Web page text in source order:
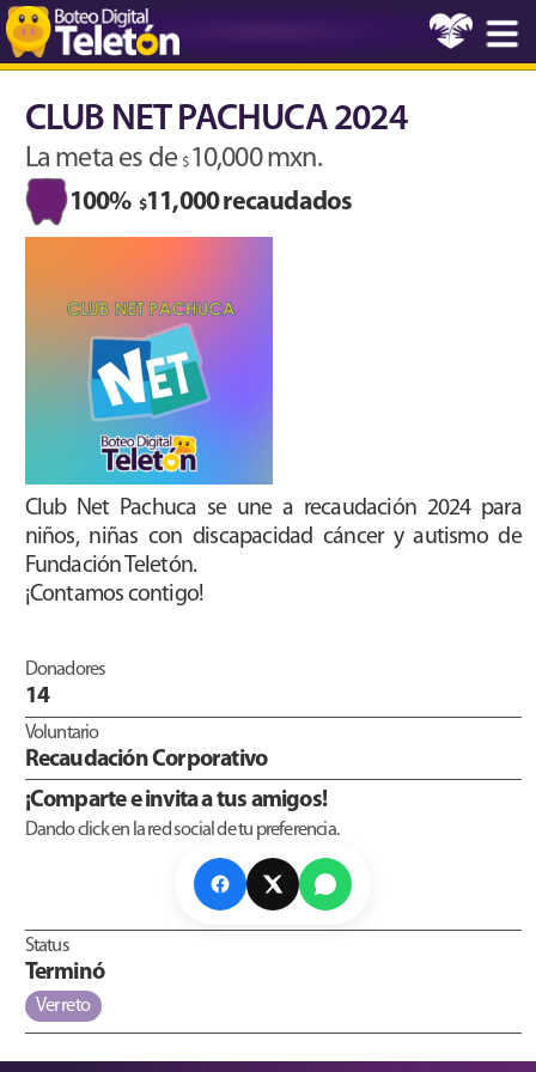
CLUB NET PACHUCA 2024
La meta es de $ 10,000 mxn.
100% $11,000 recaudados
Club Net Pachuca se une a recaudación 2024 para
niños, niñas con discapacidad cáncer y autismo de
Fundación Teletón.
¡Contamos contigo!
Donadores
14
Voluntario
Recaudación Corporativo
¡Comparte e invita a tus amigos!
Dando click en la red social de tu preferencia.
Status
Terminó
Ver reto